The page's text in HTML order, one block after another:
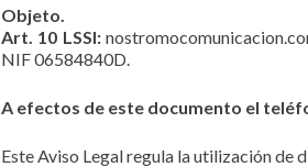
Objeto.
Art. 10 LSSI:
NIF 06584840D.
A efectos de este documento el
Este Aviso Legal regula la utilización de